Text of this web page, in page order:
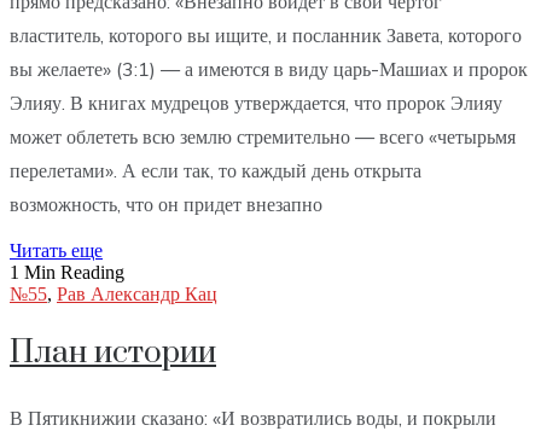
властитель, которого вы ищите, и посланник Завета, которого
вы желаете» (3:1) — а имеются в виду царь-Машиах и пророк
Элияу. В книгах мудрецов утверждается, что пророк Элияу
может облететь всю землю стремительно — всего «четырьмя
перелетами». А если так, то каждый день открыта
возможность, что он придет внезапно
Читать еще
1 Min Reading
№55, Рав Александр Кац
План истории
В Пятикнижии сказано: «И возвратились воды, и покрыли